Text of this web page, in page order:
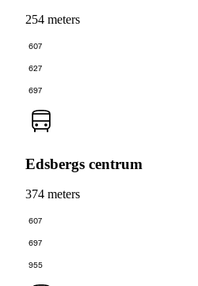
254 meters
607
627
697
Edsbergs centrum
374 meters
607
697
955